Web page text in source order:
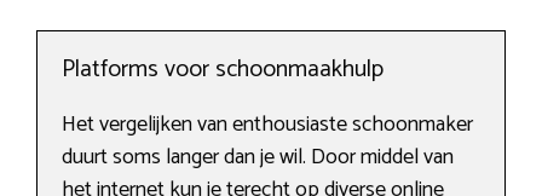
Platforms voor schoonmaakhulp
Het vergelijken van enthousiaste schoonmaker
duurt soms langer dan je wil. Door middel van